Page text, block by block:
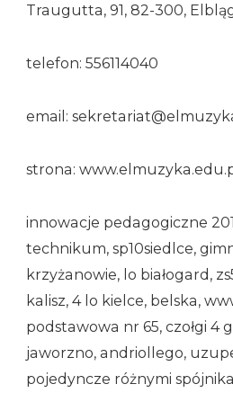
Traugutta, 91, 82-300,
telefon: 556114040
email:
strona:
innowacje pedagogiczne
technikum, sp10siedlce,
krzyżanowie, lo białogard,
kalisz, 4 lo kielce, belska,
podstawowa nr 65, czołgi 4
jaworzno, andriollego,
pojedyncze różnymi